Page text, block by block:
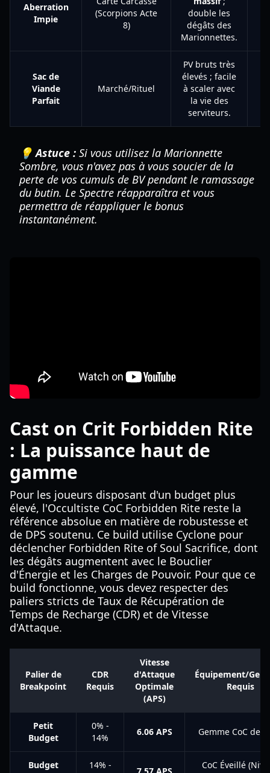
Aberration
Impie
(Scorpions Acte
8)
double les
dégâts des
Marionnettes.
Sac de
Viande
Parfait
Marché/Rituel
PV bruts très
élevés ; facile
à scaler avec
la vie des
serviteurs.
💡 Astuce : Si vous utilisez la Marionnette
Sombre, vous n'avez pas à vous soucier de la
perte de vos cumuls de BV pendant le ramassage
du butin. Le Spectre réapparaîtra et vous
permettra de réappliquer le bonus
instantanément.
Cast on Crit Forbidden Rite
: La puissance haut de
gamme
Pour les joueurs disposant d'un budget plus
élevé, l'Occultiste CoC Forbidden Rite reste la
référence absolue en matière de robustesse et
de DPS soutenu. Ce build utilise Cyclone pour
déclencher Forbidden Rite of Soul Sacrifice, dont
les dégâts augmentent avec le Bouclier
d'Énergie et les Charges de Pouvoir. Pour que ce
build fonctionne, vous devez respecter des
paliers stricts de Taux de Récupération de
Temps de Recharge (CDR) et de Vitesse
d'Attaque.
Palier de
Breakpoint
CDR
Requis
Vitesse
d'Attaque
Optimale
(APS)
Équipement/
Requis
Petit
Budget
0% -
14%
6.06 APS Gemme CoC de
Budget
14% -
CoC Éveillé